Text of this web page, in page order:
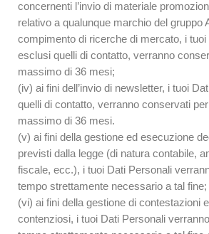
concernenti l’invio di materiale
relativo a qualunque marchio del gruppo
compimento di ricerche di mercato, i tuoi
esclusi quelli di contatto, verranno
massimo di 36 mesi;
(iv) ai fini dell’invio di newsletter, i tuoi
quelli di contatto, verranno conservati
massimo di 36 mesi.
(v) ai fini della gestione ed esecuzione
previsti dalla legge (di natura contabile,
fiscale, ecc.), i tuoi Dati Personali
tempo strettamente necessario a tal fine;
(vi) ai fini della gestione di contestazioni
contenziosi, i tuoi Dati Personali